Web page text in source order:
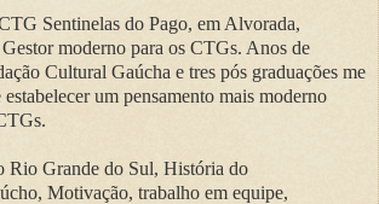
Sentinelas do Pago, em Alvorada,
moderno para os CTGs. Anos de
Cultural Gaúcha e tres pós graduações me
um pensamento mais moderno
Rio Grande do Sul, História do
Motivação, trabalho em equipe,